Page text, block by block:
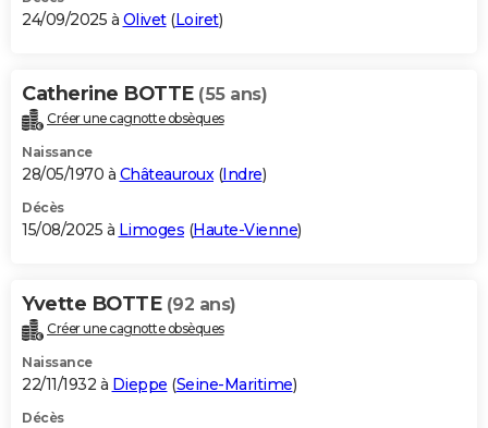
24/09/2025 à Olivet(Loiret)
Catherine BOTTE (55 ans)
Créer une cagnotte obsèques
Naissance
28/05/1970 à Châteauroux(Indre)
Décès
15/08/2025 à Limoges (Haute-Vienne)
Yvette BOTTE (92 ans)
Créer une cagnotte obsèques
Naissance
22/11/1932 à Dieppe (Seine-Maritime)
Décès